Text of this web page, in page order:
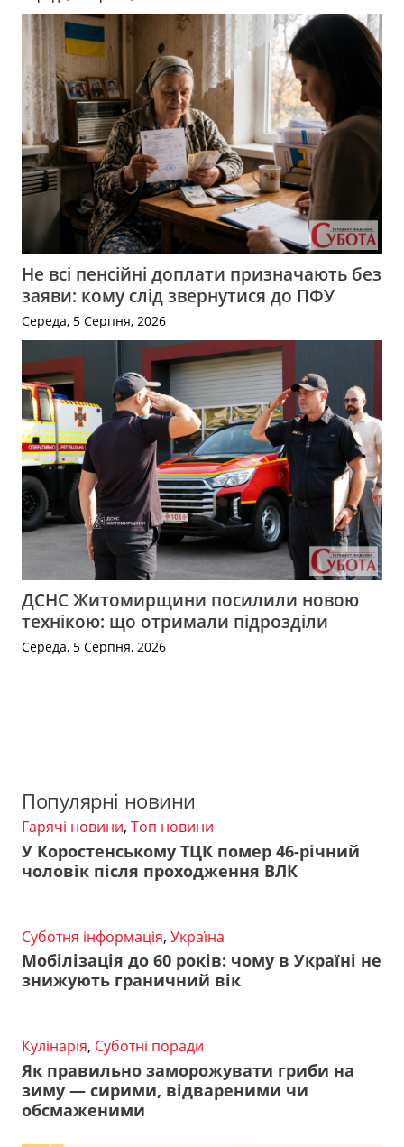
Не всі пенсійні доплати призначають без
заяви: кому слід звернутися до ПФУ
Середа, 5 Серпня, 2026
ДСНС Житомирщини посилили новою
технікою: що отримали підрозділи
Середа, 5 Серпня, 2026
Популярні новини
Гарячі новини, Топ новини
У Коростенському ТЦК помер 46-річний
чоловік після проходження ВЛК
Суботня інформація, Україна
Мобілізація до 60 років: чому в Україні не
знижують граничний вік
Кулінарія, Суботні поради
Як правильно заморожувати гриби на
зиму — сирими, відвареними чи
обсмаженими